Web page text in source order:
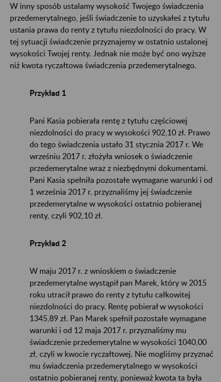
W inny sposób ustalamy wysokość Twojego świadczenia
przedemerytalnego, jeśli świadczenie to uzyskałeś z tytułu
ustania prawa do renty z tytułu niezdolności do pracy. W
tej sytuacji świadczenie przyznajemy w ostatnio ustalonej
wysokości Twojej renty. Jednak nie może być ono wyższe
niż kwota ryczałtowa świadczenia przedemerytalnego.
Przykład 1
Pani Kasia pobierała rentę z tytułu częściowej
niezdolności do pracy w wysokości 902,10 zł. Prawo
do tego świadczenia ustało 31 stycznia 2017 r. We
wrześniu 2017 r. złożyła wniosek o świadczenie
przedemerytalne wraz z niezbędnymi dokumentami.
Pani Kasia spełniła pozostałe wymagane warunki i od
1 września 2017 r. przyznaliśmy jej świadczenie
przedemerytalne w wysokości ostatnio pobieranej
renty, czyli 902,10 zł.
Przykład 2
W maju 2017 r. z wnioskiem o świadczenie
przedemerytalne wystąpił pan Marek, który w 2015
roku utracił prawo do renty z tytułu całkowitej
niezdolności do pracy. Rentę pobierał w wysokości
1345,89 zł. Pan Marek spełnił pozostałe wymagane
warunki i od 12 maja 2017 r. przyznaliśmy mu
świadczenie przedemerytalne w wysokości 1040,00
zł, czyli w kwocie ryczałtowej. Nie mogliśmy przyznać
mu świadczenia przedemerytalnego w wysokości
ostatnio pobieranej renty, ponieważ kwota ta była